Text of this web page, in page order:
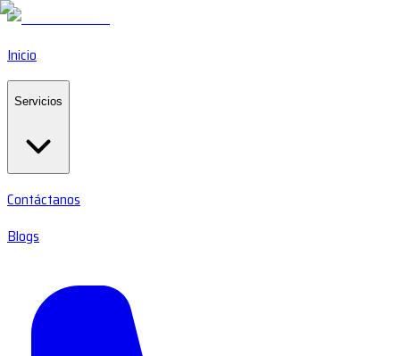
Inicio
Servicios
Contáctanos
Blogs